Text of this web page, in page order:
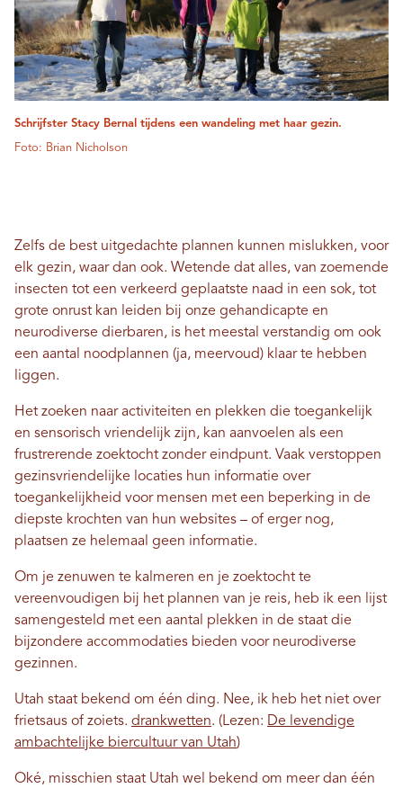
Schrijfster Stacy Bernal tijdens een wandeling met haar gezin.
Foto: Brian Nicholson
Zelfs de best uitgedachte plannen kunnen mislukken, voor
elk gezin, waar dan ook. Wetende dat alles, van zoemende
insecten tot een verkeerd geplaatste naad in een sok, tot
grote onrust kan leiden bij onze gehandicapte en
neurodiverse dierbaren, is het meestal verstandig om ook
een aantal noodplannen (ja, meervoud) klaar te hebben
liggen.
Het zoeken naar activiteiten en plekken die toegankelijk
en sensorisch vriendelijk zijn, kan aanvoelen als een
frustrerende zoektocht zonder eindpunt. Vaak verstoppen
gezinsvriendelijke locaties hun informatie over
toegankelijkheid voor mensen met een beperking in de
diepste krochten van hun websites – of erger nog,
plaatsen ze helemaal geen informatie.
Om je zenuwen te kalmeren en je zoektocht te
vereenvoudigen bij het plannen van je reis, heb ik een lijst
samengesteld met een aantal plekken in de staat die
bijzondere accommodaties bieden voor neurodiverse
gezinnen.
Utah staat bekend om één ding. Nee, ik heb het niet over
frietsaus of zoiets. drankwetten. (Lezen: De levendige
ambachtelijke biercultuur van Utah)
Oké, misschien staat Utah wel bekend om meer dan één